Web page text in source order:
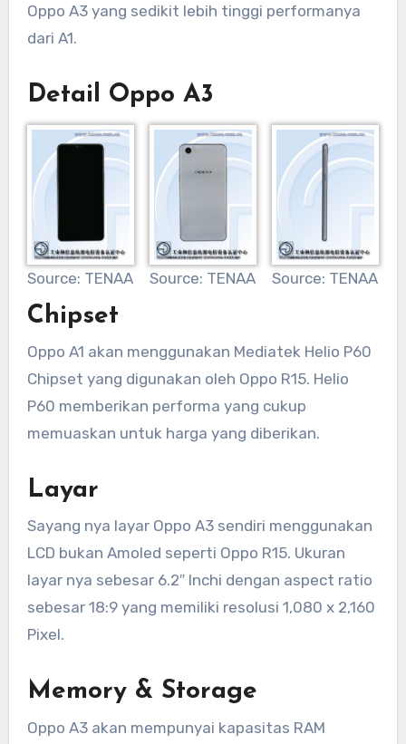
Oppo A3 yang sedikit lebih tinggi performanya
dari A1.
Detail Oppo A3
Source: TENAA Source: TENAA Source: TENAA
Chipset
Oppo A1 akan menggunakan Mediatek Helio P60
Chipset yang digunakan oleh Oppo R15. Helio
P60 memberikan performa yang cukup
memuaskan untuk harga yang diberikan.
Layar
Sayang nya layar Oppo A3 sendiri menggunakan
LCD bukan Amoled seperti Oppo R15. Ukuran
layar nya sebesar 6.2″ Inchi dengan aspect ratio
sebesar 18:9 yang memiliki resolusi 1,080 x 2,160
Pixel.
Memory & Storage
Oppo A3 akan mempunyai kapasitas RAM